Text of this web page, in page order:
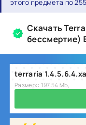
этого предмета по
Скачать
бессмертие)
terraria
Размер:: 197.54 Mb,